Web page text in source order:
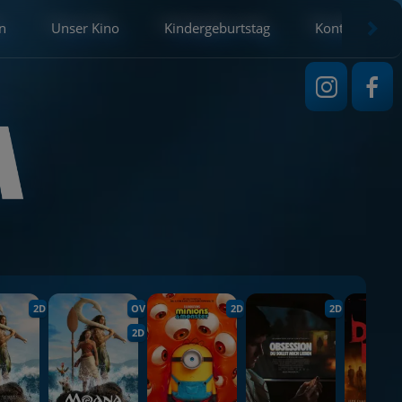
Unser Kino Kindergeburtstag Kontakt
2D
OV
2D
2D 2D